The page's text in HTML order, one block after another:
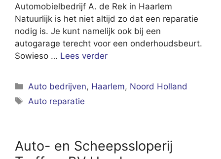
Automobielbedrijf A. de Rek in Haarlem
Natuurlijk is het niet altijd zo dat een reparatie
nodig is. Je kunt namelijk ook bij een
autogarage terecht voor een onderhoudsbeurt.
Sowieso … Lees verder
Categorieën
Auto bedrijven, Haarlem, Noord Holland
Tags
Auto reparatie
Auto- en Scheepssloperij